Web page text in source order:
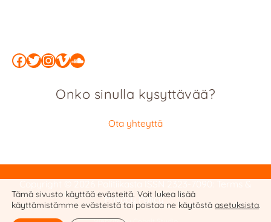
Facebook
Twitter
Instagram
Vimeo
SoundCloud
Onko sinulla kysyttävää?
Ota yhteyttä
Privacy Policy
Tämä sivusto käyttää evästeitä. Voit lukea lisää
käyttämistämme evästeistä tai poistaa ne käytöstä asetuksista.